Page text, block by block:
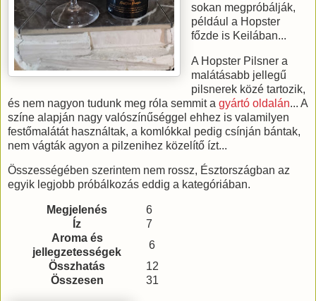
sokan megpróbálják,
például a Hopster
főzde is Keilában...
A Hopster Pilsner a
malátásabb jellegű
pilsnerek közé tartozik,
és nem nagyon tudunk meg róla semmit a gyártó oldalán... A
színe alapján nagy valószínűséggel ehhez is valamilyen
festőmalátát használtak, a komlókkal pedig csínján bántak,
nem vágták agyon a pilzenihez közelítő ízt...
Összességében szerintem nem rossz, Észtországban az
egyik legjobb próbálkozás eddig a kategóriában.
Megjelenés
6
Íz
7
Aroma és
jellegzetességek
6
Összhatás
12
Összesen
31